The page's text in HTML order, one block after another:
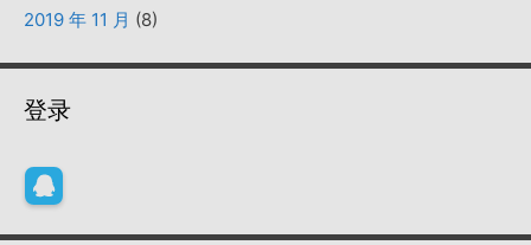
2019 年 11 月 (8)
登录